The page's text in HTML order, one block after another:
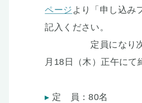
ページ より「申し込み
記入ください。
定員になり次第
月18日（木）正午にて
定 員：80名